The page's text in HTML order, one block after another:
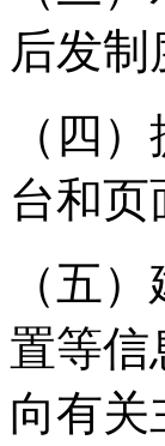
后发制
（四
台和
（五
置等信
向有关